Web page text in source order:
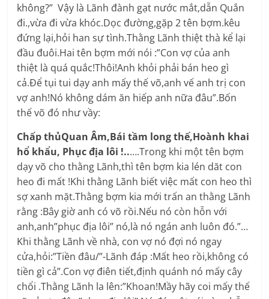
không?” Vậy là Lãnh đành gạt nước mắt,dẫn Quắn
đi.,vừa đi vừa khóc.Dọc đường,gặp 2 tên bợm.kêu
đứng lại,hỏi han sự tình.Thằng Lãnh thiệt thà kể lại
đầu đuôi.Hai tên bợm mới nói :”Con vợ của anh
thiệt là quá quắc!Thôi!Anh khỏi phải bán heo gì
cả.Để tụi tui dạy anh mấy thế võ,anh vế anh trị con
vợ anh!Nó không dám ăn hiếp anh nữa đâu”.Bốn
thế võ đó như vầy:
Chấp thủQuan Âm,Bái tầm long thế,Hoành khai
hổ khẩu, Phục địa lôi !..….Trong khi một tên bợm
dạy võ cho thằng Lãnh,thì tên bợm kia lén dăt con
heo đi mất !Khi thằng Lãnh biết việc mất con heo thì
sợ xanh mặt.Thằng bợm kia mới trấn an thằng Lãnh
rằng :Bây giờ anh có võ rồi.Nếu nó còn hỗn với
anh,anh”phục địa lôi” nó,là nó ngán anh luôn đó.”…
Khi thằng Lãnh về nhà, con vợ nó đợi nó ngay
cửa,hỏi:”Tiền đâu/”-Lãnh đáp :Mất heo rồi,không có
tiền gì cả”.Con vợ điên tiết,định quánh nó mấy cây
chổi .Thằng Lãnh la lên:”Khoan!Mầy hãy coi mấy thế